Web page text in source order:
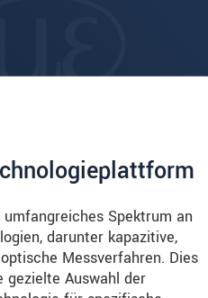
Spektrum an
darunter kapazitive,
Messverfahren. Dies
gezielte Auswahl der